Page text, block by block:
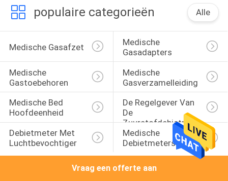
VERZOEK
OM
EEN
CITAAT
SITEMAP
PRIVACY
POLICY
populaire categorieën Alle
Medische Gasafzet
Medische
Gasadapters
Medische
Gastoebehoren
Medische
Gasverzamelleiding
Medische Bed
Hoofdeenheid
De Regelgever Van
De
Zuurstofdebietmeter
Met
Luchtbevochtiger
Debietmeter Met
Luchtbevochtiger
Medische
Debietmeters
Vraag een offerte aan